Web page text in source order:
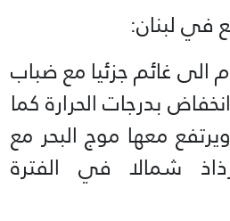
في لبنان:
الى غائم جزئيا مع ضباب
بدرجات الحرارة كما
معها موج البحر مع
شمالا في الفترة